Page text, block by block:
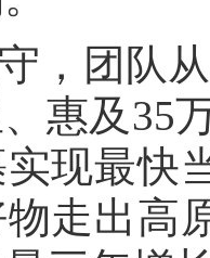
，团队
惠及35
现最快
走出高